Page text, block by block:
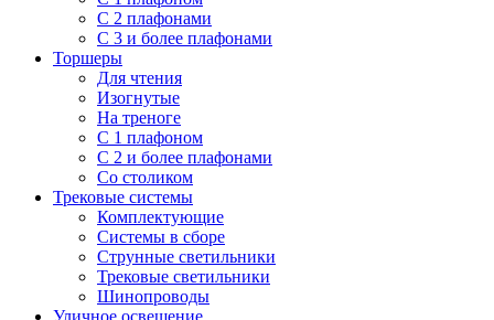
С 2 плафонами
С 3 и более плафонами
Торшеры
Для чтения
Изогнутые
На треноге
С 1 плафоном
С 2 и более плафонами
Со столиком
Трековые системы
Комплектующие
Системы в сборе
Струнные светильники
Трековые светильники
Шинопроводы
Уличное освещение